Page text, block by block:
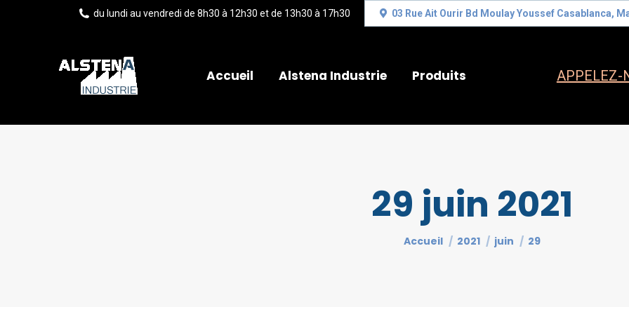
du lundi au vendredi de 8h30 à 12h30 et de 13h30 à 17h30 03 Rue Ait Ourir Bd Moulay Youssef Casablanca,
Accueil Alstena Industrie Produits APPELEZ-
29 juin 2021
Vous êtes ici :
Accueil 2021 juin 29